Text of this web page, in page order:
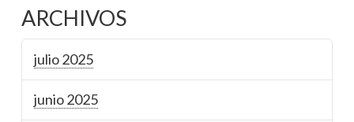
ARCHIVOS
julio 2025
junio 2025